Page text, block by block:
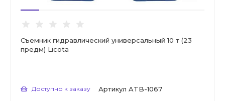
Съемник гидравлический универсальный 10 т (23
предм) Licota
Доступно к заказу Артикул ATB-1067